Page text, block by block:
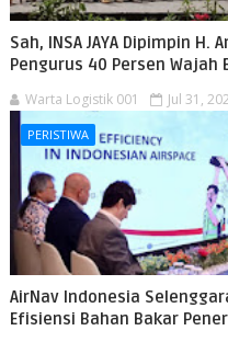
Sah, INSA JAYA Dipimpin H.
Pengurus 40 Persen Wajah
Warta Logistik 001 Jul 31,
PERISTIWA
AirNav Indonesia
Efisiensi Bahan Bakar